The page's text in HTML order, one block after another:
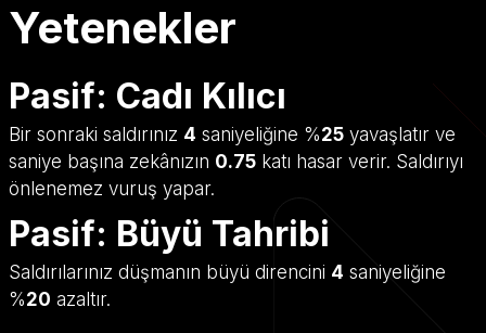
Yetenekler
Pasif: Cadı Kılıcı
Bir sonraki saldırınız 4 saniyeliğine %25 yavaşlatır ve
saniye başına zekânızın 0.75 katı hasar verir. Saldırıyı
önlenemez vuruş yapar.
Pasif: Büyü Tahribi
Saldırılarınız düşmanın büyü direncini 4 saniyeliğine
%20 azaltır.